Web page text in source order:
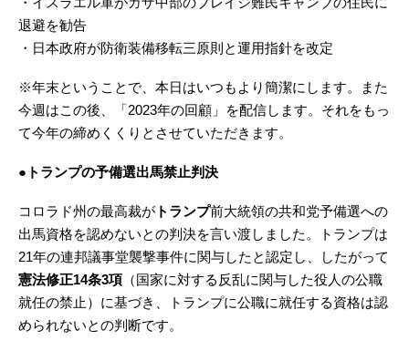
退避を勧告
・日本政府が防衛装備移転三原則と運用指針を改定
※年末ということで、本日はいつもより簡潔にします。また
今週はこの後、「2023年の回顧」を配信します。それをもっ
て今年の締めくくりとさせていただきます。
●トランプの予備選出馬禁止判決
コロラド州の最高裁が トランプ前大統領の共和党予備選への
出馬資格を認めないとの判決を言い渡しました。トランプは
21年の連邦議事堂襲撃事件に関与したと認定し、したがって
憲法修正14条3項 （国家に対する反乱に関与した役人の公職
就任の禁止）に基づき、トランプに公職に就任する資格は認
められないとの判断です。